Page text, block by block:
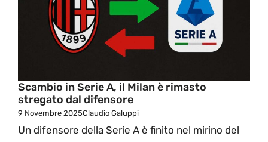
Scambio in Serie A, il Milan è rimasto
stregato dal difensore
9 Novembre 2025Claudio Galuppi
Un difensore della Serie A è finito nel mirino del